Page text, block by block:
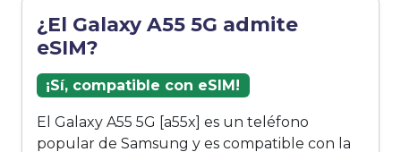
¿El Galaxy A55 5G admite
eSIM?
¡Sí, compatible con eSIM!
El Galaxy A55 5G [a55x] es un teléfono
popular de Samsung y es compatible con la